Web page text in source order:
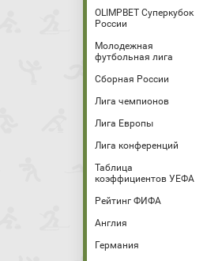
OLIMPBET Суперкубок
России
Молодежная
футбольная лига
Сборная России
Лига чемпионов
Лига Европы
Лига конференций
Таблица
коэффициентов УЕФА
Рейтинг ФИФА
Англия
Германия